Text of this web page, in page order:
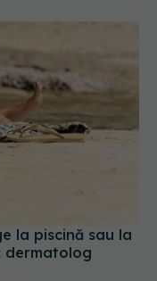
la piscină sau la
dermatolog